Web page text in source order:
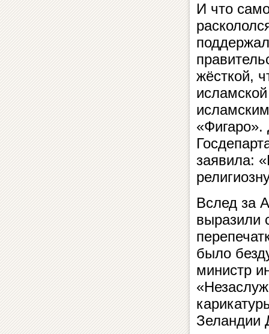
И что
жёсткой,
«Фигаро».
заявила:
Вслед за
выразили
было
министр
Зеландии